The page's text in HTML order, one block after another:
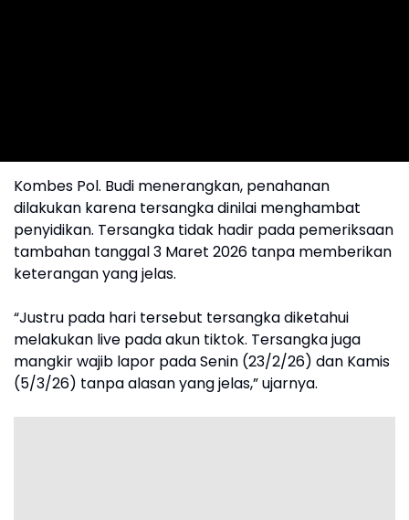
Kombes Pol. Budi menerangkan, penahanan
dilakukan karena tersangka dinilai menghambat
penyidikan. Tersangka tidak hadir pada pemeriksaan
tambahan tanggal 3 Maret 2026 tanpa memberikan
keterangan yang jelas.
“Justru pada hari tersebut tersangka diketahui
melakukan live pada akun tiktok. Tersangka juga
mangkir wajib lapor pada Senin (23/2/26) dan Kamis
(5/3/26) tanpa alasan yang jelas,” ujarnya.